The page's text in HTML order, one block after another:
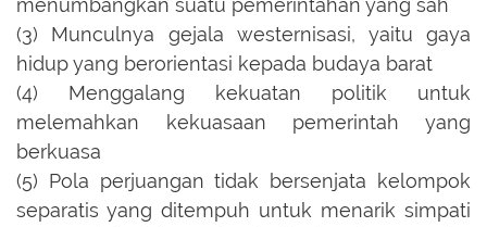
menumbangkan suatu pemerintahan yang sah
(3) Munculnya gejala westernisasi, yaitu gaya
hidup yang berorientasi kepada budaya barat
(4) Menggalang kekuatan politik untuk
melemahkan kekuasaan pemerintah yang
berkuasa
(5) Pola perjuangan tidak bersenjata kelompok
separatis yang ditempuh untuk menarik simpati